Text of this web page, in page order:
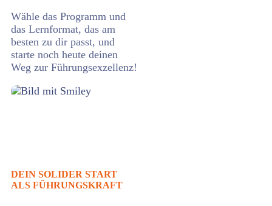
Wähle das Programm und
das Lernformat, das am
besten zu dir passt, und
starte noch heute deinen
Weg zur Führungsexzellenz!
DEIN SOLIDER START
ALS FÜHRUNGSKRAFT